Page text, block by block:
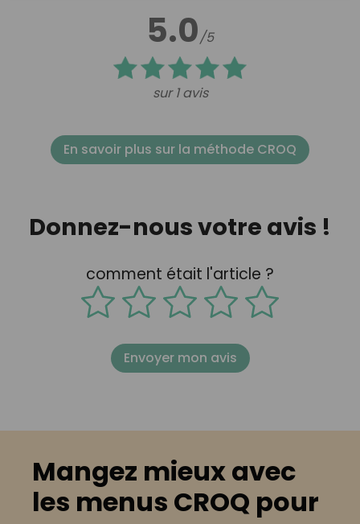
5.0/5
sur 1 avis
En savoir plus sur la méthode CROQ
Donnez-nous votre avis !
comment était l'article ?
Envoyer mon avis
Mangez mieux avec
les menus CROQ pour